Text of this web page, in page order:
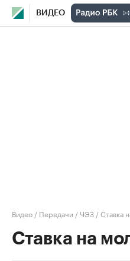
ВИДЕО
Видео / Передачи /ЧЭЗ /Ставка
Ставка на